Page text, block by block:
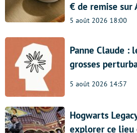
€ de remise sur
5 août 2026 18:00
Panne Claude :
grosses
5 août 2026 14:57
Hogwarts
explorer ce lieu